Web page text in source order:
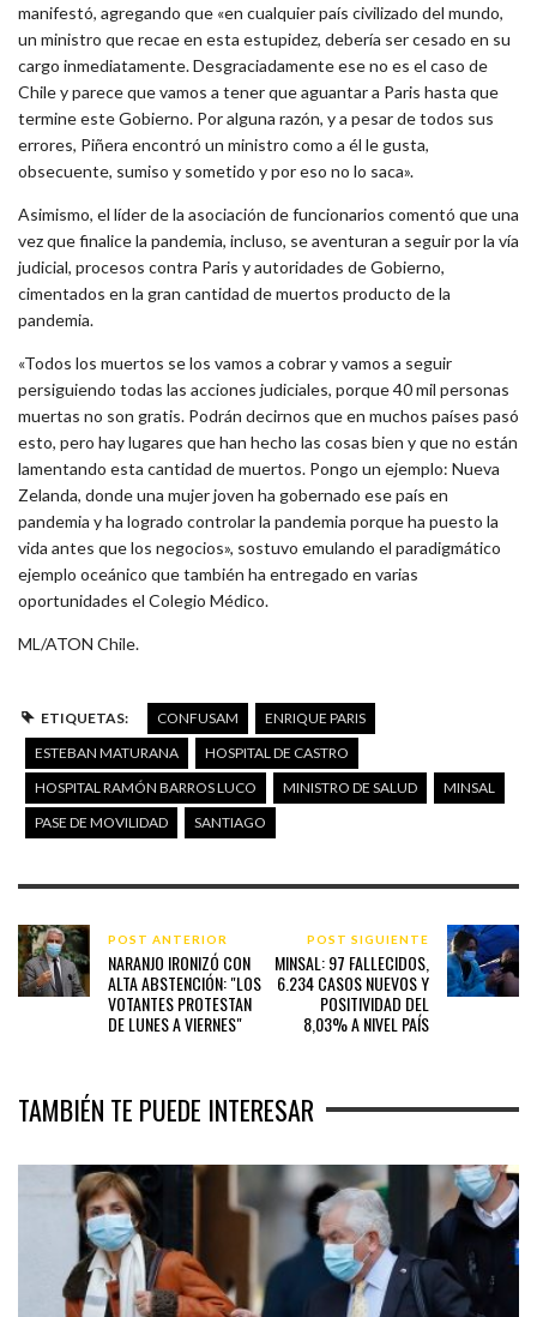
manifestó, agregando que «en cualquier país civilizado del mundo,
un ministro que recae en esta estupidez, debería ser cesado en su
cargo inmediatamente. Desgraciadamente ese no es el caso de
Chile y parece que vamos a tener que aguantar a Paris hasta que
termine este Gobierno. Por alguna razón, y a pesar de todos sus
errores, Piñera encontró un ministro como a él le gusta,
obsecuente, sumiso y sometido y por eso no lo saca».
Asimismo, el líder de la asociación de funcionarios comentó que una
vez que finalice la pandemia, incluso, se aventuran a seguir por la vía
judicial, procesos contra Paris y autoridades de Gobierno,
cimentados en la gran cantidad de muertos producto de la
pandemia.
«Todos los muertos se los vamos a cobrar y vamos a seguir
persiguiendo todas las acciones judiciales, porque 40 mil personas
muertas no son gratis. Podrán decirnos que en muchos países pasó
esto, pero hay lugares que han hecho las cosas bien y que no están
lamentando esta cantidad de muertos. Pongo un ejemplo: Nueva
Zelanda, donde una mujer joven ha gobernado ese país en
pandemia y ha logrado controlar la pandemia porque ha puesto la
vida antes que los negocios», sostuvo emulando el paradigmático
ejemplo oceánico que también ha entregado en varias
oportunidades el Colegio Médico.
ML/ATON Chile.
ETIQUETAS: CONFUSAM
ENRIQUE PARIS
ESTEBAN MATURANA
HOSPITAL DE CASTRO
HOSPITAL RAMÓN BARROS LUCO
MINISTRO DE SALUD
MINSAL
PASE DE MOVILIDAD
SANTIAGO
POST ANTERIOR
NARANJO IRONIZÓ CON
ALTA ABSTENCIÓN: "LOS
VOTANTES PROTESTAN
DE LUNES A VIERNES"
POST SIGUIENTE
MINSAL: 97 FALLECIDOS,
6.234 CASOS NUEVOS Y
POSITIVIDAD DEL
8,03% A NIVEL PAÍS
TAMBIÉN TE PUEDE INTERESAR